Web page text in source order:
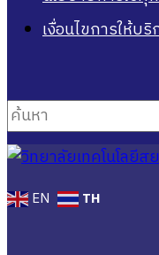
เงื่อนไขการให้บริ
ค้นหา
EN TH